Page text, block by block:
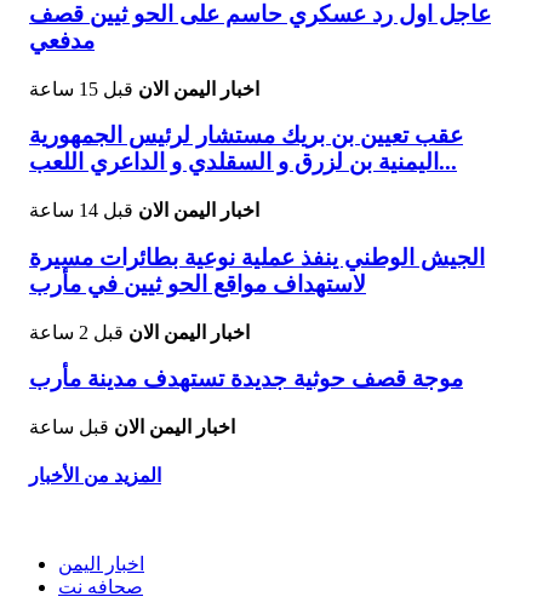
عاجل اول رد عسكري حاسم على الحو ثيين قصف
مدفعي
اخبار اليمن الان قبل 15 ساعة
عقب تعيين بن بريك مستشار لرئيس الجمهورية
اليمنية بن لزرق و السقلدي و الداعري اللعب...
اخبار اليمن الان قبل 14 ساعة
الجيش الوطني ينفذ عملية نوعية بطائرات مسيرة
لاستهداف مواقع الحو ثيين في مأرب
اخبار اليمن الان قبل 2 ساعة
موجة قصف حوثية جديدة تستهدف مدينة مأرب
اخبار اليمن الان قبل ساعة
المزيد من الأخبار
اخبار اليمن
صحافه نت